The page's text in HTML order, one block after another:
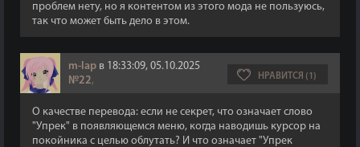
проблем нету, но я контентом из этого мода не пользуюсь,
так что может быть дело в этом.
m-lap в 18:33:09, 05.10.2025
№22, НРАВИТСЯ (1)
О качестве перевода: если не секрет, что означает слово
"Упрек" в появляющемся меню, когда наводишь курсор на
покойника с целью облутать? И что означает "Упрек